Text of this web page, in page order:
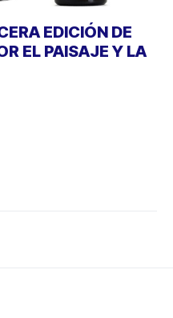
EDICIÓN DE
EL PAISAJE Y LA